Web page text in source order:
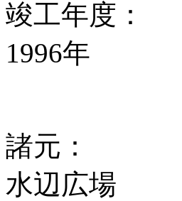
竣工年度：
1996年
諸元：
水辺広場